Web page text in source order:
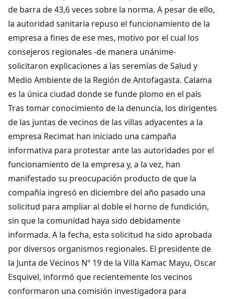
de barra de 43,6 veces sobre la norma. A pesar de ello,
la autoridad sanitaria repuso el funcionamiento de la
empresa a fines de ese mes, motivo por el cual los
consejeros regionales -de manera unánime-
solicitaron explicaciones a las seremías de Salud y
Medio Ambiente de la Región de Antofagasta. Calama
es la única ciudad donde se funde plomo en el país
Tras tomar conocimiento de la denuncia, los dirigentes
de las juntas de vecinos de las villas adyacentes a la
empresa Recimat han iniciado una campaña
informativa para protestar ante las autoridades por el
funcionamiento de la empresa y, a la vez, han
manifestado su preocupación producto de que la
compañía ingresó en diciembre del año pasado una
solicitud para ampliar al doble el horno de fundición,
sin que la comunidad haya sido debidamente
informada. A la fecha, esta solicitud ha sido aprobada
por diversos organismos regionales. El presidente de
la Junta de Vecinos Nº 19 de la Villa Kamac Mayu, Oscar
Esquivel, informó que recientemente los vecinos
conformaron una comisión investigadora para